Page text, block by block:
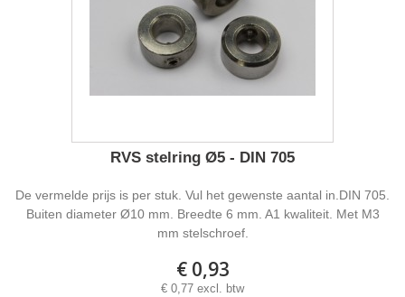
RVS stelring Ø5 - DIN 705
De vermelde prijs is per stuk. Vul het gewenste aantal in.DIN 705.
Buiten diameter Ø10 mm. Breedte 6 mm. A1 kwaliteit. Met M3
mm stelschroef.
€ 0,93
€ 0,77 excl. btw